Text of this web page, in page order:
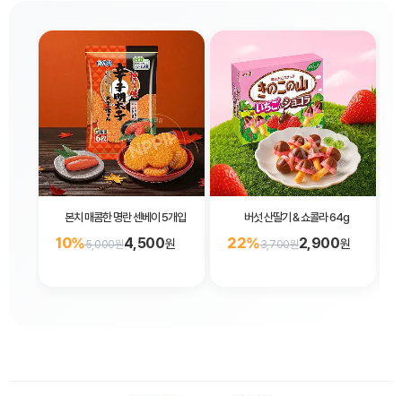
본치 매콤한 명란 센베이 5개입
10%5,000원4,500원
버섯 산딸기 & 쇼콜라 64g
22%3,700원2,900원